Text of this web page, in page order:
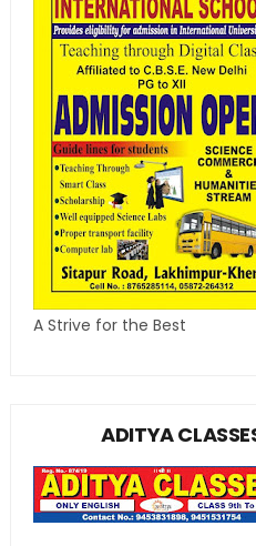
A Strive for the Best
ADITYA